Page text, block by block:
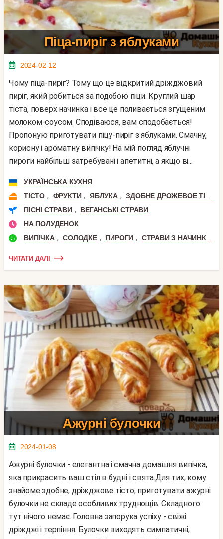
Піца-пиріг з яблуками
2024-02-12
Чому піца-пиріг? Тому що це відкритий дріжджовий
пиріг, який робиться за подобою піци. Круглий шар
тіста, поверх начинка і все це поливається згущеним
молоком-соусом. Сподіваюся, вам сподобається!
Пропоную приготувати піцу-пиріг з яблуками. Смачну,
корисну і ароматну випічку! На мій погляд яблучні
пироги найбільш затребувані і апетитні, а якщо ві...
УКРАЇНСЬКА КУХНЯ
ТІСТО , ФРУКТИ , ЯБЛУКА , ЗДОБНЕ ДРОЖЕВОЕ ТІСТО
ПІСНІ СТРАВИ ,
ВЕГАНСЬКІ СТРАВИ
НА ПОЛУДЕНОК
ВИПІЧКА , СОЛОДКЕ , ПИРОГИ , СТРАВИ З НАЧИНКОЮ
ЧИТАТИ ДАЛІ
Ажурні булочки
2024-01-08
Ажурні булочки - елегантна і смачна домашня випічка,
яка прикрасить ваш стіл в будні і свята.Для тих, кому
знайоме здобне, дріжджове тісто, приготувати ажурні
булочки не складе особливих труднощів. Складного
тут нічого немає. Головна запорука успіху - свіжі
дріжджі і терпіння. Булочки виходять симпатичні,